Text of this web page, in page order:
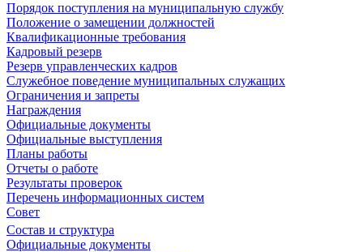
Порядок поступления на муниципальную службу
Положение о замещении должностей
Квалификационные требования
Кадровый резерв
Резерв управленческих кадров
Служебное поведение муниципальных служащих
Ограничения и запреты
Награждения
Официальные документы
Официальные выступления
Планы работы
Отчеты о работе
Результаты проверок
Перечень информационных систем
Совет
Состав и структура
Официальные документы